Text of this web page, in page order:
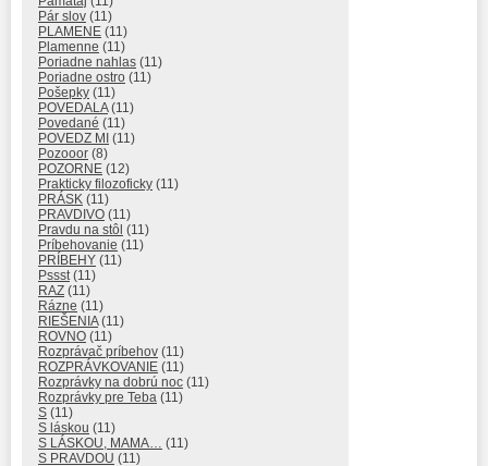
Pár slov (11)
PLAMENE (11)
Plamenne (11)
Poriadne nahlas (11)
Poriadne ostro (11)
Pošepky (11)
POVEDALA(11)
Povedané (11)
POVEDZ MI (11)
Pozooor (8)
POZORNE (12)
Prakticky filozoficky (11)
PRÁSK (11)
PRAVDIVO (11)
Pravdu na stôl (11)
Príbehovanie (11)
PRÍBEHY (11)
Pssst(11)
RAZ (11)
Rázne (11)
RIEŠENIA(11)
ROVNO (11)
Rozprávač príbehov (11)
ROZPRÁVKOVANIE (11)
Rozprávky na dobrú noc (11)
Rozprávky pre Teba (11)
S (11)
S láskou (11)
S LÁSKOU, MAMA… (11)
S PRAVDOU (11)